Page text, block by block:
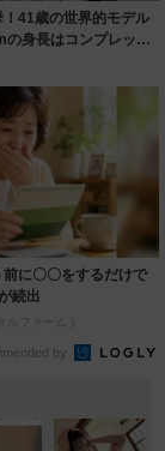
！41歳の世界的モデル
身長はコンプレック
前に〇〇をするだけで
続出
ルファーム )
by